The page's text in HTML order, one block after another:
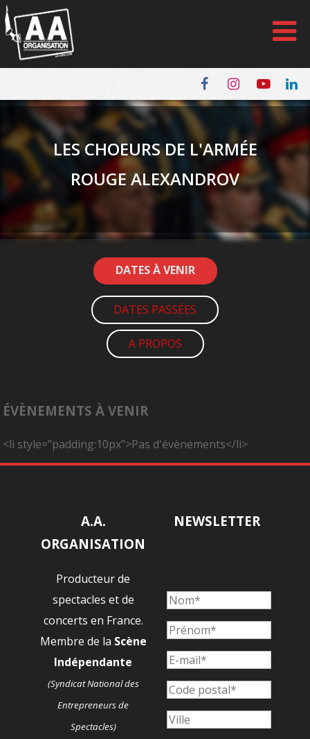
Panneau de gestion des cookies
LES CHOEURS DE L'ARMÉE
ROUGE ALEXANDROV
DATES À VENIR
DATES PASSÉES
A PROPOS
ÉVÈNEMENTS À VENIR
<li style="padding:10px">Pas d'évènements</li>
A.A.
ORGANISATION
Producteur de
spectacles et de
concerts en France.
Membre de la Scène
Indépendante
(Syndicat National des
Entrepreneurs de
Spectacles)
NEWSLETTER